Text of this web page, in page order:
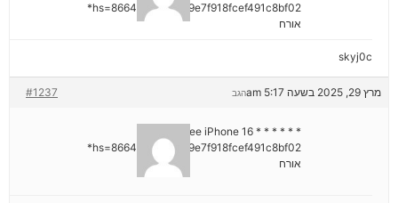
hs=8664c520642b9e7f918fcef491c8bf02*
אורח
skyj0c
מרץ 29, 2025 בשעה 5:17 am #1237 הגב
* * * Claim Free iPhone 16 * * *
hs=8664c520642b9e7f918fcef491c8bf02*
אורח